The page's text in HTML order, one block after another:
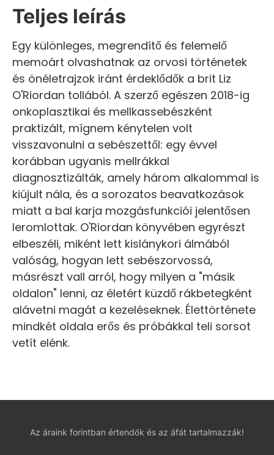
Teljes leírás
Egy különleges, megrendítő és felemelő
memoárt olvashatnak az orvosi történetek
és önéletrajzok iránt érdeklődők a brit Liz
O'Riordan tollából. A szerző egészen 2018-ig
onkoplasztikai és mellkassebészként
praktizált, mígnem kénytelen volt
visszavonulni a sebészettől: egy évvel
korábban ugyanis mellrákkal
diagnosztizálták, amely három alkalommal is
kiújult nála, és a sorozatos beavatkozások
miatt a bal karja mozgásfunkciói jelentősen
leromlottak. O'Riordan könyvében egyrészt
elbeszéli, miként lett kislánykori álmából
valóság, hogyan lett sebészorvossá,
másrészt vall arról, hogy milyen a "másik
oldalon" lenni, az életért küzdő rákbetegként
alávetni magát a kezeléseknek. Élettörténete
mindkét oldala erős és próbákkal teli sorsot
vetít elénk.
Az áraink forintban értendők és az áfát tartalmazzák!